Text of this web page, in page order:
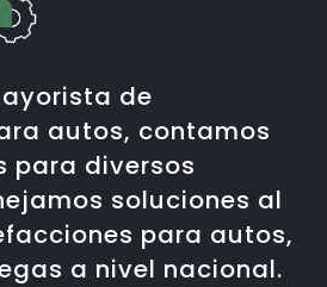
de
autos, contamos
para diversos
soluciones al
para autos,
a nivel nacional.